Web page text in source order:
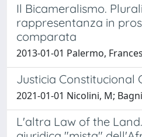
Il Bicameralismo.
rappresentanza in
comparata
2013-01-01 Palermo,
Justicia Constitucional
2021-01-01 Nicolini, M;
L'altra Law of the